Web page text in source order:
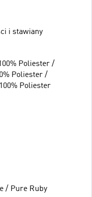
i stawiany
Poliester /
Poliester /
Poliester
/ Pure Ruby